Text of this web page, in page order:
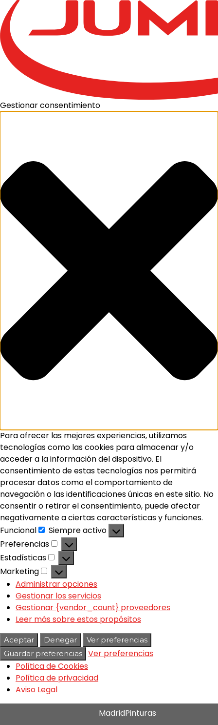
Gestionar consentimiento
Para ofrecer las mejores experiencias, utilizamos
tecnologías como las cookies para almacenar y/o
acceder a la información del dispositivo. El
consentimiento de estas tecnologías nos permitirá
procesar datos como el comportamiento de
navegación o las identificaciones únicas en este sitio. No
consentir o retirar el consentimiento, puede afectar
negativamente a ciertas características y funciones.
Funcional
Siempre activo
Preferencias
Estadísticas
Marketing
Administrar opciones
Gestionar los servicios
Gestionar {vendor_count} proveedores
Leer más sobre estos propósitos
Aceptar Denegar
Ver preferencias
Guardar preferencias
Ver preferencias
Política de Cookies
Política de privacidad
Aviso Legal
MadridPinturas